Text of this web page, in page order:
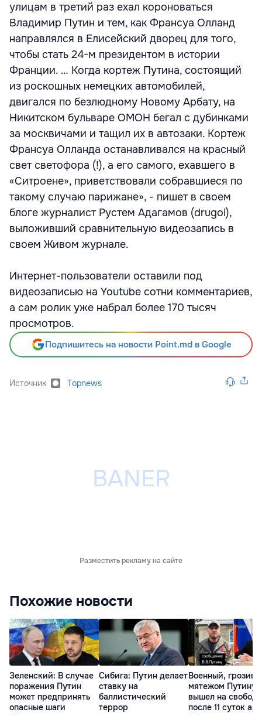
улицам в третий раз ехал короноваться
Владимир Путин и тем, как Франсуа Олланд
направлялся в Елисейский дворец для того,
чтобы стать 24-м президентом в истории
Франции. … Когда кортеж Путина, состоящий
из роскошных немецких автомобилей,
двигался по безлюдному Новому Арбату, на
Никитском бульваре ОМОН бегал с дубинками
за москвичами и тащил их в автозаки. Кортеж
Франсуа Олланда останавливался на красный
свет светофора (!), а его самого, ехавшего в
«Ситроене», приветствовали собравшиеся по
такому случаю парижане», - пишет в своем
блоге журналист Рустем Адагамов (drugoi),
выложивший сравнительную видеозапись в
своем Живом журнале.
Интернет-пользователи оставили под
видеозаписью на Youtube сотни комментариев,
а сам ролик уже набрал более 170 тысяч
просмотров.
Подпишитесь на новости Point.md в Google
Источник Topnews
Разместить рекламу на сайте
Похожие новости
Зеленский: В случае
поражения Путин
может предпринять
опасные шаги
Сибига: Путин делает
ставку на
баллистический
террор
Военный,
мятежом Путину,
вышел на свободу
после 11 суток